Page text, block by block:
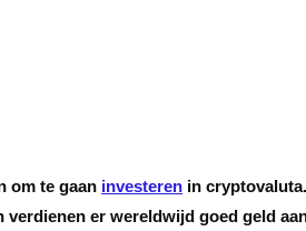
om te gaan investeren in
er wereldwijd goed geld